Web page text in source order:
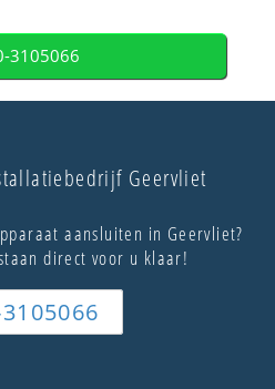
3105066
Geervliet
aansluiten in Geervliet?
direct voor u klaar!